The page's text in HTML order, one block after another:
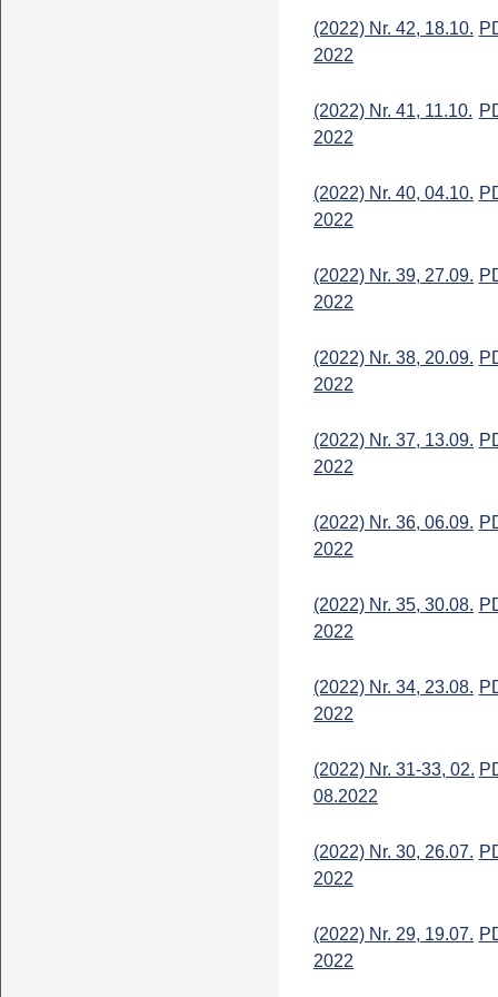
(2022) Nr. 42, 18.10.
2022
(2022) Nr. 41, 11.10.
2022
(2022) Nr. 40, 04.10.
2022
(2022) Nr. 39, 27.09.
2022
(2022) Nr. 38, 20.09.
2022
(2022) Nr. 37, 13.09.
2022
(2022) Nr. 36, 06.09.
2022
(2022) Nr. 35, 30.08.
2022
(2022) Nr. 34, 23.08.
2022
(2022) Nr. 31-33, 02.
08.2022
(2022) Nr. 30, 26.07.
2022
(2022) Nr. 29, 19.07.
2022